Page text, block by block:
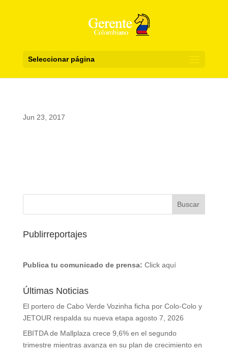
Seleccionar página
Jun 23, 2017
Publirreportajes
Publica tu comunicado de prensa: Click aquí
Últimas Noticias
El portero de Cabo Verde Vozinha ficha por Colo-Colo y
JETOUR respalda su nueva etapa agosto 7, 2026
EBITDA de Mallplaza crece 9,6% en el segundo
trimestre mientras avanza en su plan de crecimiento en